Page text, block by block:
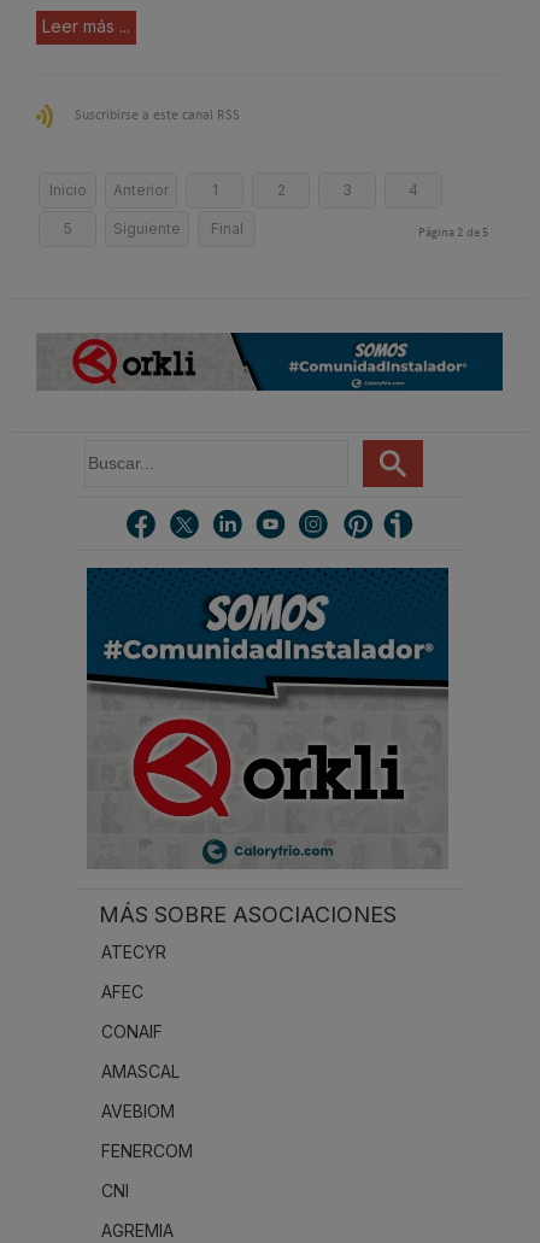
Leer más ...
Suscribirse a este canal RSS
Inicio Anterior 1 2 3 4
5 Siguiente Final Página 2 de 5
u
r
.
MÁS SOBRE ASOCIACIONES
ATECYR
AFEC
CONAIF
AMASCAL
AVEBIOM
FENERCOM
CNI
AGREMIA